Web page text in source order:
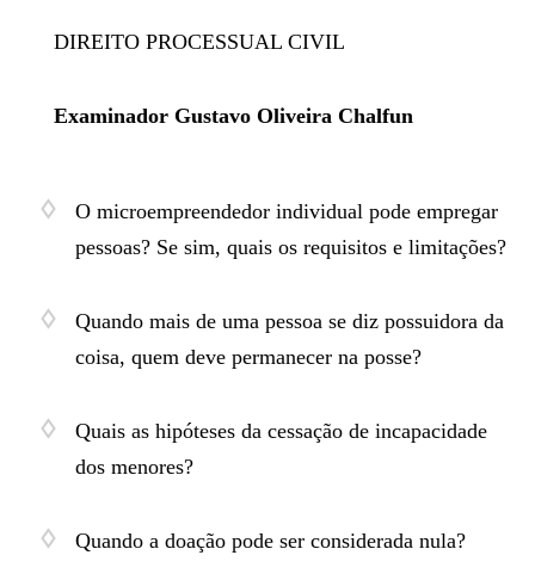
DIREITO PROCESSUAL CIVIL
Examinador Gustavo Oliveira Chalfun
O microempreendedor individual pode empregar
pessoas? Se sim, quais os requisitos e limitações?
Quando mais de uma pessoa se diz possuidora da
coisa, quem deve permanecer na posse?
Quais as hipóteses da cessação de incapacidade
dos menores?
Quando a doação pode ser considerada nula?